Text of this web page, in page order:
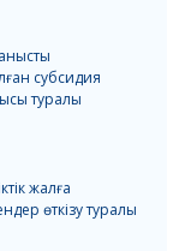
субсидия
туралы
жалға
өткізу туралы